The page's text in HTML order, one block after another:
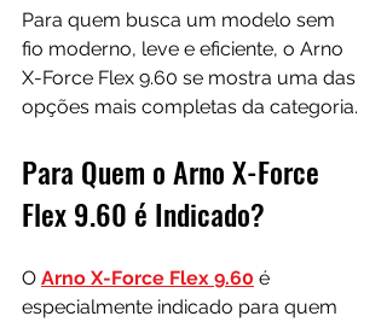
Para quem busca um modelo sem
fio moderno, leve e eficiente, o Arno
X-Force Flex 9.60 se mostra uma das
opções mais completas da categoria.
Para Quem o Arno X-Force
Flex 9.60 é Indicado?
O Arno X-Force Flex 9.60 é
especialmente indicado para quem